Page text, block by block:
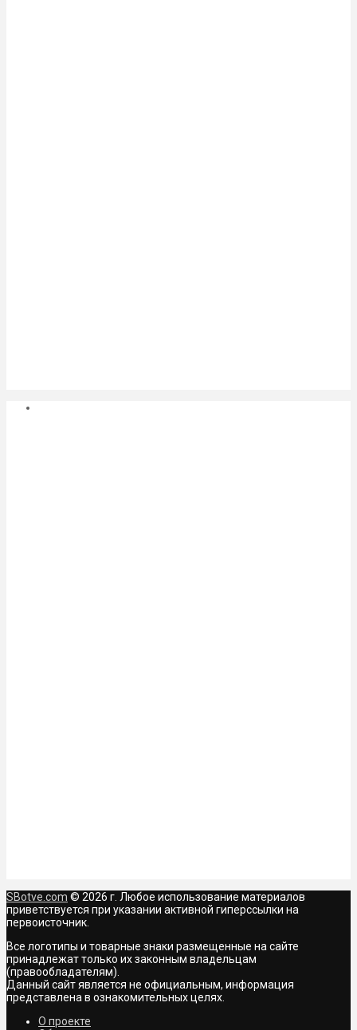
SBotve.com © 2026 г. Любое использование материалов
приветствуется при указании активной гиперссылки на
первоисточник.
Все логотипы и товарные знаки размещенные на сайте
принадлежат только их законным владельцам
(правообладателям).
Данный сайт является не официальным, информация
представлена в ознакомительных целях.
О проекте